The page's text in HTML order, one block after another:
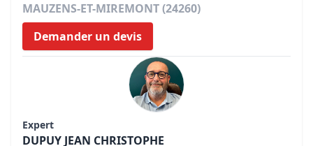
MAUZENS-ET-MIREMONT (24260)
Demander un devis
Expert
DUPUY JEAN CHRISTOPHE